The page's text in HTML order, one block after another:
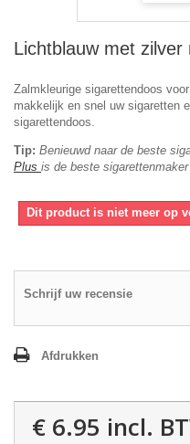
Lichtblauw met
Zalmkleurige sigarettendoos
makkelijk en snel uw sigaretten
sigarettendoos.
Tip: Benieuwd naar de beste
Plus is de beste
Dit product is niet meer op
Schrijf uw recensie
Afdrukken
€ 6.95 incl.